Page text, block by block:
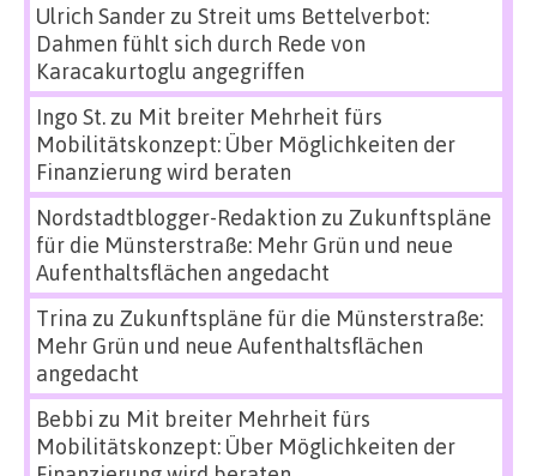
Ulrich Sanderzu Streit ums Bettelverbot:
Dahmen fühlt sich durch Rede von
Karacakurtoglu angegriffen
Ingo St.zu Mit breiter Mehrheit fürs
Mobilitätskonzept: Über Möglichkeiten der
Finanzierung wird beraten
Nordstadtblogger-Redaktion zu Zukunftspläne
für die Münsterstraße: Mehr Grün und neue
Aufenthaltsflächen angedacht
Trina zu Zukunftspläne für die Münsterstraße:
Mehr Grün und neue Aufenthaltsflächen
angedacht
Bebbi zu Mit breiter Mehrheit fürs
Mobilitätskonzept: Über Möglichkeiten der